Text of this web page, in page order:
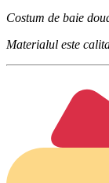
Costum de baie
Materialul este